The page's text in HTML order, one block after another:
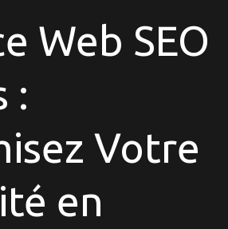
Visibilité
Agence
Web SEO
:
Votre
en